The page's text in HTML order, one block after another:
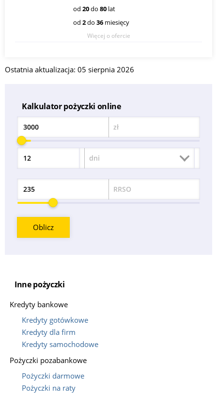
od 20do 80 lat
od 2do 36 miesięcy
Więcej o ofercie
Ostatnia aktualizacja: 05 sierpnia 2026
Kalkulator pożyczki online
Kwota zł
Okres dni
Odsetek RRSO
Oblicz
Inne pożyczki
Kredyty bankowe
Kredyty gotówkowe
Kredyty dla firm
Kredyty samochodowe
Pożyczki pozabankowe
Pożyczki darmowe
Pożyczki na raty